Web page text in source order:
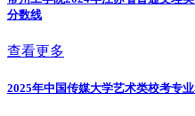
分数线
查看更多
2025年中国传媒大学艺术类校考专